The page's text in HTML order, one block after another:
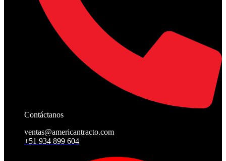
Contáctanos
ventas@americantracto.com
+51 934 899 604